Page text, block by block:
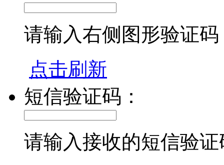
请输入右侧图形验证码
点击刷新
短信验证码：
请输入接收的短信验证